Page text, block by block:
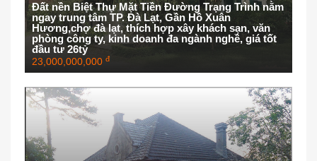
Đất nền Biệt Thự Mặt Tiền Đường Trạng Trình nằm
ngay trung tâm TP. Đà Lạt, Gần Hồ Xuân
Hương,chợ đà lạt, thích hợp xây khách sạn, văn
phòng công ty, kinh doanh đa ngành nghề, giá tốt
đầu tư 26tỷ
23,000,000,000 đ